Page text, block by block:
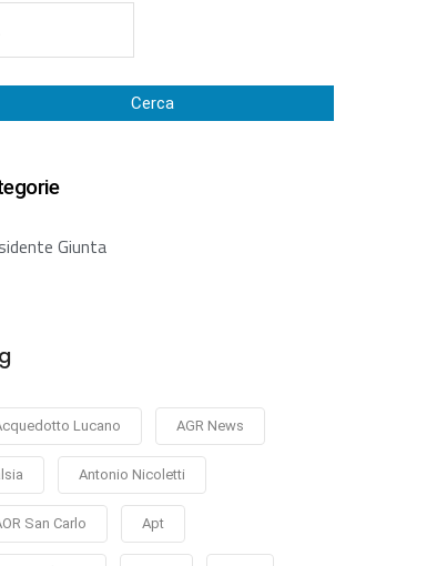
Cerca
Giunta
Lucano AGR News
Antonio Nicoletti
San Carlo Apt